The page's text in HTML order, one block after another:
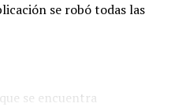
acabó lo
se robó todas las
se encuentra